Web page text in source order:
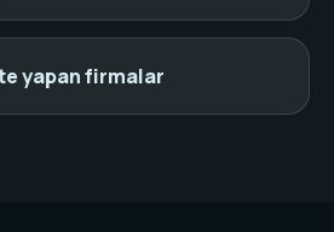
yapan firmalar